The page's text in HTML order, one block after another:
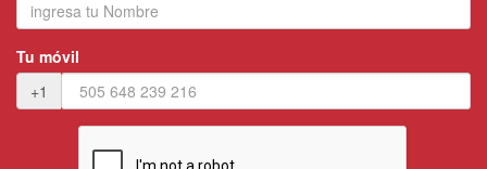
Tu móvil
+1